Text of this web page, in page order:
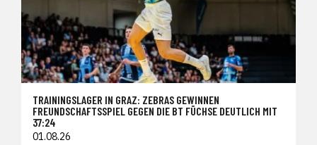
TRAININGSLAGER IN GRAZ: ZEBRAS GEWINNEN
FREUNDSCHAFTSSPIEL GEGEN DIE BT FÜCHSE DEUTLICH MIT
37:24
01.08.26